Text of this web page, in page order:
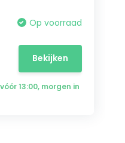
Op voorraad
Bekijken
13:00, morgen in